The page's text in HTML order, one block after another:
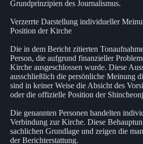
Grundprinzipien des Journalismus.
Verzerrte Darstellung individueller
Position der Kirche
Die in dem Bericht zitierten
Person, die aufgrund finanzieller
Kirche ausgeschlossen wurde. Diese
ausschließlich die persönliche Meinung
sind in keiner Weise die Absicht des
oder die offizielle Position der
Die genannten Personen handelten
Verbindung zur Kirche. Diese
sachlichen Grundlage und zeigen die
der Berichterstattung.